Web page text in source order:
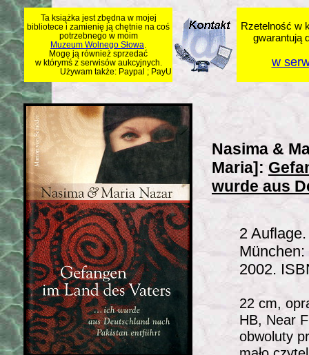
Ta książka jest zbędna w mojej
bibliotece i zamienię ją chętnie na coś
potrzebnego w moim
Muzeum Wolnego Słowa
Mogę ją również sprzedać
w którymś z serwisów aukcyjnych.
Używam także: Paypal ; PayU
Rzetelność w
gwarantują
w
Nasima &
Maria]:
wurde aus
2 Auflage.
2002.
22 cm,
HB, Near
obwoluty